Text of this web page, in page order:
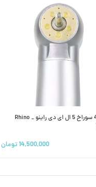
توربین 4 سوراخ 5 ال ای دی راینو _ Rhino
14,500,000تومان